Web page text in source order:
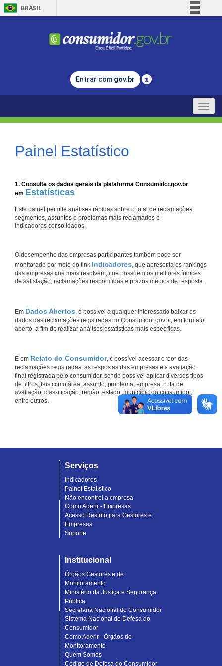
BRASIL
Comunica BR
Legislação
Entrar com gov.br
Toggle
Painel Estatístico
1. Consulte os dados gerais da plataforma Consumidor.gov.br
em Estatísticas
Este painel permite análises rápidas sobre o total de reclamações,
segmentos, assuntos e problemas mais reclamados e
indicadores consolidados.
O desempenho das empresas participantes também pode ser
monitorado por meio do link Indicadores, que apresenta os rankings
das empresas que mais resolvem, que possuem os melhores índices
de satisfação, reclamações respondidas e prazos médios de resposta.
Em Dados Abertos, é possível a qualquer interessado baixar os
dados das reclamações registradas no Consumidor.gov.br, em formato
aberto, a fim de realizar análises estatísticas mais específicas.
E em Relato do Consumidor, é possível acessar o teor das
reclamações registradas, as respostas das empresas e a avaliação
final registrada pelo consumidor, sendo possível aplicar diversos tipos
de filtros, tais como área, assunto, problema, empresa, nota de
avaliação, classificação, região, estado, município do consumidor,
entre outros.
Serviços
Indicadores
Painel Estatístico
Não encontrei a empresa
Como Aderir - Empresas
Acesso Restrito para Gestores e
Empresas
Suporte
Institucional
Órgãos Gestores e de
Monitoramento
Ministério da Justiça e Segurança
Pública
Secretaria Nacional do Consumidor
Sistema Nacional de Defesa do
Consumidor
Como Aderir - Órgãos de
Monitoramento
Quem Somos
Código de Defesa do Consumidor